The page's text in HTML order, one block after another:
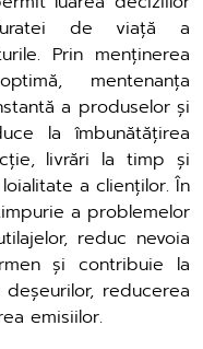
de viață a
Prin menținerea
mentenanța
a produselor și
la îmbunătățirea
livrări la timp și
a clienților. În
a problemelor
reduc nevoia
și contribuie la
reducerea
emisiilor.